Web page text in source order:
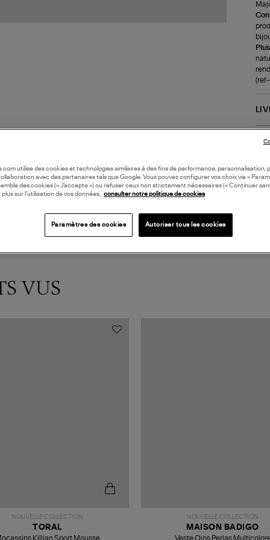
VUS
NOUVELLE COLLECTION
TORAL
Killian Sport Mousse
NOUVELLE COLLECTION
MAISON BADIGO
Veste Ojos Perlas
utilise des cookies et technologies similaires à des fins de performance, personnalisation,
avec des partenaires tels que Google. Vous pouvez configurer vos choix via «
des cookies (« J’accepte ») ou refuser ceux non strictement nécessaires (« Continuer
plus sur l’utilisation de vos données,
consulter notre politique de cookies
Paramètres des cookies Autoriser tous les cookies